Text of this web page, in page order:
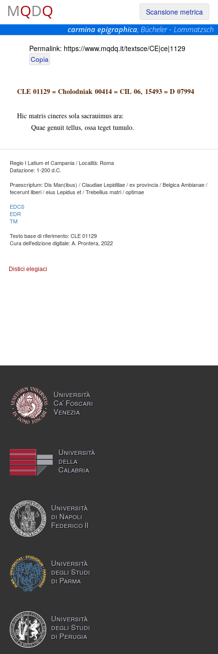
MQDQ
Scansione metrica
carmina epigraphica, Bücheler - Lommatzsch
Permalink: https://www.mqdq.it/textsce/CE|ce|1129
Copia
CLE 01129=Cholodniak 00414=CIL 06, 15493=D 07994
Hic matris cineres sola sacrauimus ara:
Quae genuit tellus, ossa teget tumulo.
Regio I Latium et Campania / Località: Roma
Datazione: 1-200 d.C.
Praescriptum: Dis Man(ibus) / Claudiae Lepidillae / ex provincia / Belgica Ambianae /
fecerunt liberi / eius Lepidus et / Trebellius matri / optimae
EDCS
EDR
TM
Testo base di riferimento: CLE 01129
Cura dell'edizione digitale: A. Prontera, 2022
Distici elegiaci
Università
Ca’ Foscari
Venezia
Università
della
Calabria
Università
di Napoli
Federico II
Università
degli Studi
di Parma
Università
degli Studi
di Perugia